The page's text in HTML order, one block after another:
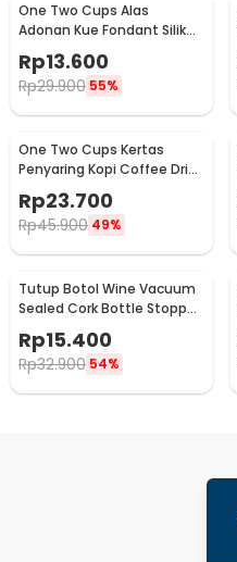
One Two Cups Alas
Adonan Kue Fondant Silikon
Baking Mat Anti Slip -
JJ3873
Rp13.600
Rp29.900 55%
One Two Cups Kertas
Penyaring Kopi Coffee Drip
Bag Paper Filter 50PCS -
T111
Rp23.700
Rp45.900 49%
Tutup Botol Wine Vacuum
Sealed Cork Bottle Stopper
Rp15.400
Rp32.900 54%